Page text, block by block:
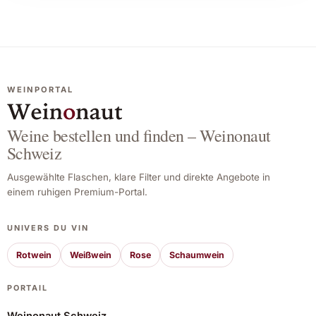
WEINPORTAL
Weine bestellen und finden – Weinonaut
Schweiz
Ausgewählte Flaschen, klare Filter und direkte Angebote in
einem ruhigen Premium-Portal.
UNIVERS DU VIN
Rotwein Weißwein Rose Schaumwein
PORTAIL